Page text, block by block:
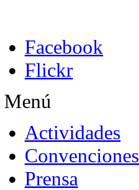
Facebook
Flickr
Menú
Actividades
Convenciones
Prensa